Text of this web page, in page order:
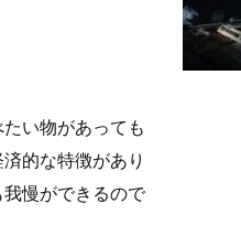
い物があっても
的な特徴があり
慢ができるので